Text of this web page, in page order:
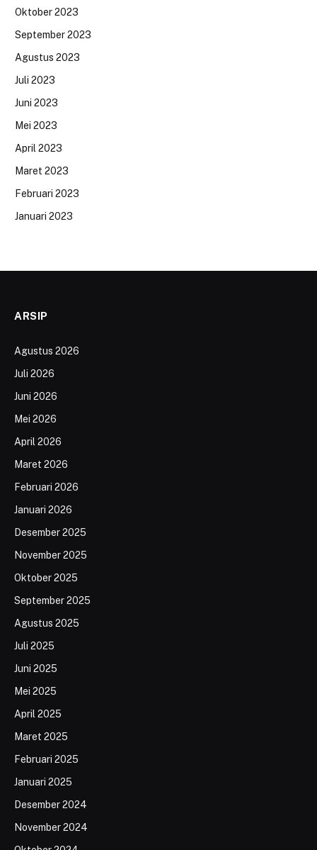
Oktober 2023
September 2023
Agustus 2023
Juli 2023
Juni 2023
Mei 2023
April 2023
Maret 2023
Februari 2023
Januari 2023
ARSIP
Agustus 2026
Juli 2026
Juni 2026
Mei 2026
April 2026
Maret 2026
Februari 2026
Januari 2026
Desember 2025
November 2025
Oktober 2025
September 2025
Agustus 2025
Juli 2025
Juni 2025
Mei 2025
April 2025
Maret 2025
Februari 2025
Januari 2025
Desember 2024
November 2024